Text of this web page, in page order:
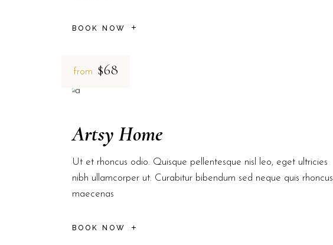
BOOK NOW
from $68
Artsy Home
Ut et rhoncus odio. Quisque pellentesque nisl leo, eget ultricies
nibh ullamcorper ut. Curabitur bibendum sed neque quis rhoncus
maecenas
BOOK NOW